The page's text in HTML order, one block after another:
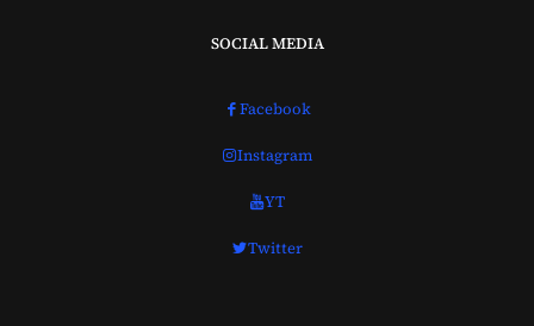
SOCIAL MEDIA
Facebook
Instagram
YT
Twitter